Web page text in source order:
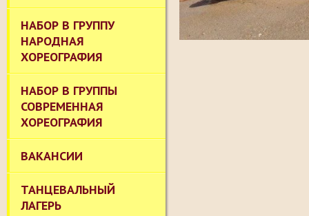
НАБОР В ГРУППУ
НАРОДНАЯ
ХОРЕОГРАФИЯ
НАБОР В ГРУППЫ
СОВРЕМЕННАЯ
ХОРЕОГРАФИЯ
ВАКАНСИИ
ТАНЦЕВАЛЬНЫЙ
ЛАГЕРЬ